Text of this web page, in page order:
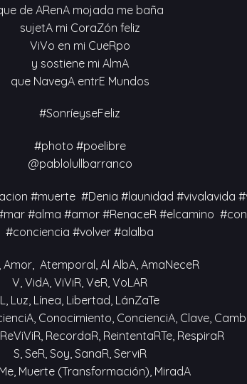
de ARenA mojada me baña
sujetA mi CoraZón feliz
ViVo en mi CueRpo
y sostiene mi AlmA
que NavegA entrE Mundos
#SonríeyseFeliz
#photo #poelibre
@pablolullbarranco
#muerte #Denia #launidad #vivalavida
#alma #amor #RenaceR #elcamino
#conciencia #volver #alalba
Amor, Atemporal, Al AlbA, AmaNeceR
V, VidA, ViViR, VeR, VoLAR
L, Luz, Línea, Libertad, LánZaTe
Conocimiento, ConcienciA, Clave,
RecordaR, ReintentaRTe, RespiraR
S, SeR, Soy, SanaR, ServiR
Me, Muerte (Transformación), MiradA